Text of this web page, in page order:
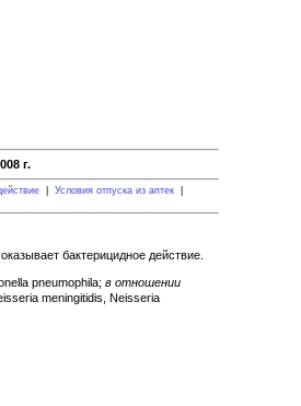
г.
Условия отпуска из аптек
бактерицидное действие.
pneumophila; в отношении
meningitidis, Neisseria